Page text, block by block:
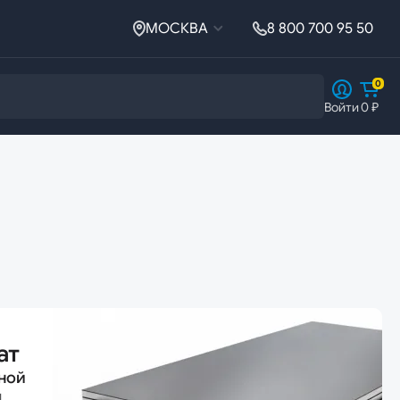
МОСКВА 8 800 700 95 50
Войти
0
0 ₽